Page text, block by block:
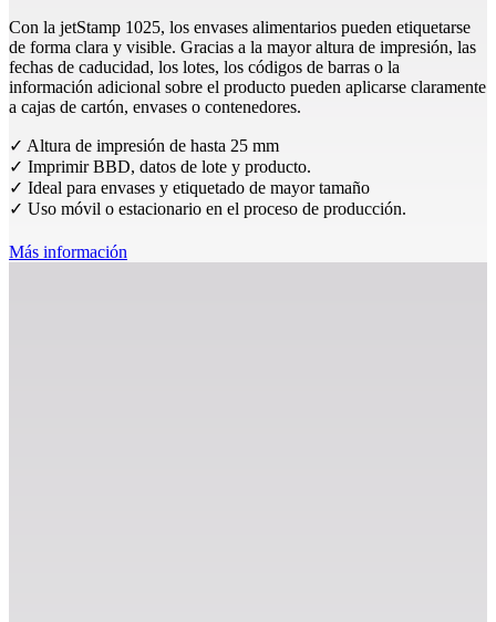
Con la jetStamp 1025, los envases alimentarios pueden etiquetarse
de forma clara y visible. Gracias a la mayor altura de impresión, las
fechas de caducidad, los lotes, los códigos de barras o la
información adicional sobre el producto pueden aplicarse claramente
a cajas de cartón, envases o contenedores.
✓ Altura de impresión de hasta 25 mm
✓ Imprimir BBD, datos de lote y producto.
✓ Ideal para envases y etiquetado de mayor tamaño
✓ Uso móvil o estacionario en el proceso de producción.
Más información